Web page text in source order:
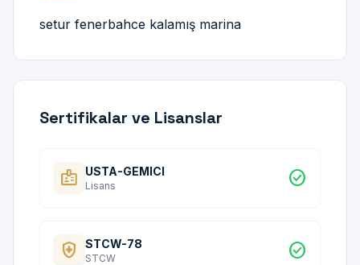
setur fenerbahce kalamış marina
Sertifikalar ve Lisanslar
badge USTA-GEMICI
Lisans check_circle
health_and_safety STCW-78
STCW check_circle